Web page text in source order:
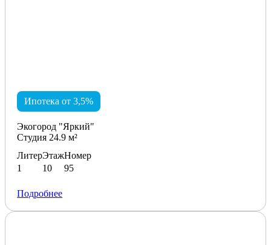
Ипотека от 3,5%
Экогород "Яркий"
Студия 24.9 м²
Литер
1
Этаж
10
Номер
95
Подробнее